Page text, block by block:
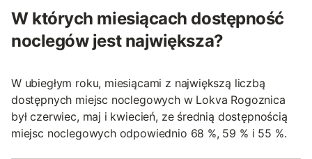
W których miesiącach dostępność
noclegów jest największa?
W ubiegłym roku, miesiącami z największą liczbą
dostępnych miejsc noclegowych w Lokva Rogoznica
był czerwiec, maj i kwiecień, ze średnią dostępnością
miejsc noclegowych odpowiednio 68 %, 59 % i 55 %.